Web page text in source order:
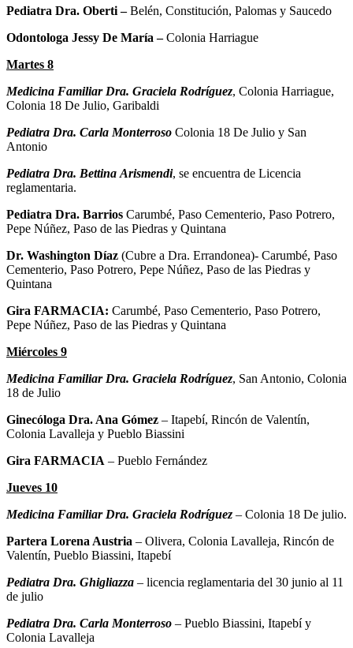
Pediatra Dra. Oberti –Belén, Constitución, Palomas y Saucedo
Odontologa Jessy De María –Colonia Harriague
Martes 8
Medicina Familiar Dra. Graciela Rodríguez, Colonia Harriague,
Colonia 18 De Julio, Garibaldi
Pediatra Dra. Carla Monterroso Colonia 18 De Julio y San
Antonio
Pediatra Dra. Bettina Arismendi, se encuentra de Licencia
reglamentaria.
Pediatra Dra. Barrios Carumbé, Paso Cementerio, Paso Potrero,
Pepe Núñez, Paso de las Piedras y Quintana
Dr. Washington Díaz (Cubre a Dra. Errandonea)- Carumbé, Paso
Cementerio, Paso Potrero, Pepe Núñez, Paso de las Piedras y
Quintana
Gira FARMACIA: Carumbé, Paso Cementerio, Paso Potrero,
Pepe Núñez, Paso de las Piedras y Quintana
Miércoles 9
Medicina Familiar Dra. Graciela Rodríguez, San Antonio, Colonia
18 de Julio
Ginecóloga Dra. Ana Gómez – Itapebí, Rincón de Valentín,
Colonia Lavalleja y Pueblo Biassini
Gira FARMACIA – Pueblo Fernández
Jueves 10
Medicina Familiar Dra. Graciela Rodríguez – Colonia 18 De julio.
Partera Lorena Austria – Olivera, Colonia Lavalleja, Rincón de
Valentín, Pueblo Biassini, Itapebí
Pediatra Dra. Ghigliazza – licencia reglamentaria del 30 junio al 11
de julio
Pediatra Dra. Carla Monterroso – Pueblo Biassini, Itapebí y
Colonia Lavalleja